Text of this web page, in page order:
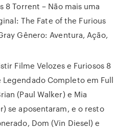
8 Torrent – Não mais uma
The Fate of the Furious
Gênero: Aventura, Ação,
Filme Velozes e Furiosos 8
Legendado Completo em Full
(Paul Walker) e Mia
se aposentaram, e o resto
Dom (Vin Diesel) e